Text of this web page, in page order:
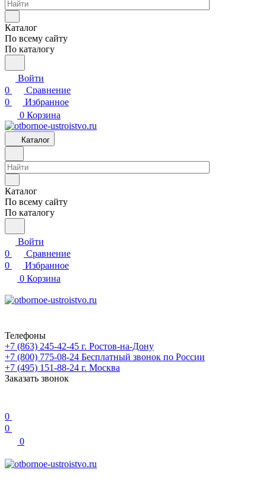
Каталог
По всему сайту
По каталогу
Войти
0
Сравнение
0
Избранное
0 Корзина
Каталог
Каталог
По всему сайту
По каталогу
Войти
0
Сравнение
0
Избранное
0 Корзина
Телефоны
+7 (863) 245-42-45 г. Ростов-на-Дону
+7 (800) 775-08-24 Бесплатный звонок по России
+7 (495) 151-88-24 г. Москва
Заказать звонок
0
0
0